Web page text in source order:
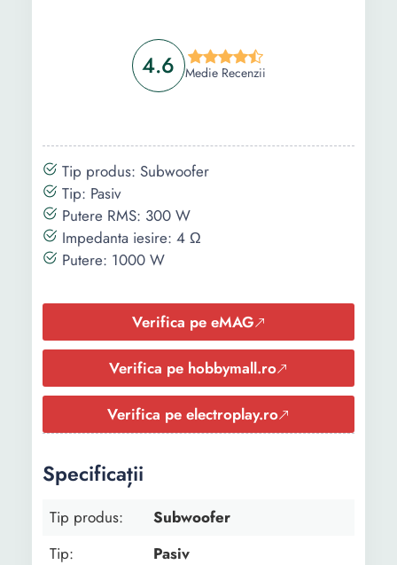
4.6 Medie Recenzii
Tip produs: Subwoofer
Tip: Pasiv
Putere RMS: 300 W
Impedanta iesire: 4 Ω
Putere: 1000 W
Verifica pe eMAG
Verifica pe hobbymall.ro
Verifica pe electroplay.ro
Specificații
Tip produs:
Subwoofer
Tip:
Pasiv